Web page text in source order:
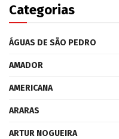
Categorias
ÁGUAS DE SÃO PEDRO
AMADOR
AMERICANA
ARARAS
ARTUR NOGUEIRA